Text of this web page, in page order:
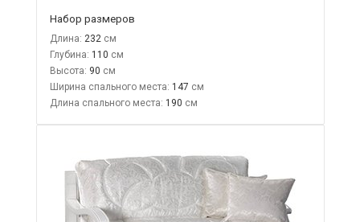
Набор размеров
Длина: 232
Глубина: 110
Высота: 90
Ширина спального места: 147
Длина спального места: 190